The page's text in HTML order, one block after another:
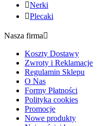
Nerki
Plecaki
Nasza firma
Koszty Dostawy
Zwroty i Reklamacje
Regulamin Sklepu
O Nas
Formy Płatności
Polityka cookies
Promocje
Nowe produkty